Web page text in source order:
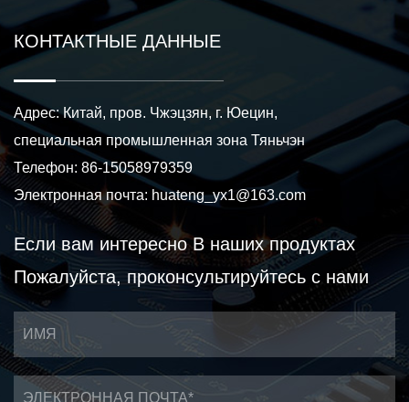
КОНТАКТНЫЕ ДАННЫЕ
Адрес: Китай, пров. Чжэцзян, г. Юецин,
специальная промышленная зона Тяньчэн
Телефон: 86-15058979359
Электронная почта: huateng_yx1@163.com
Если вам интересноВ наших продуктах
Пожалуйста, проконсультируйтесь с нами